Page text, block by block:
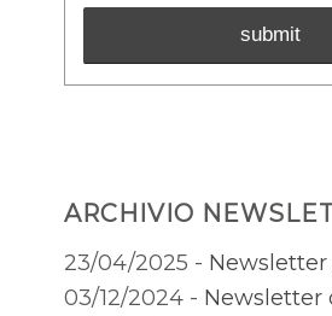
ARCHIVIO
23/04/2025 -
03/12/2024 - Newsletter